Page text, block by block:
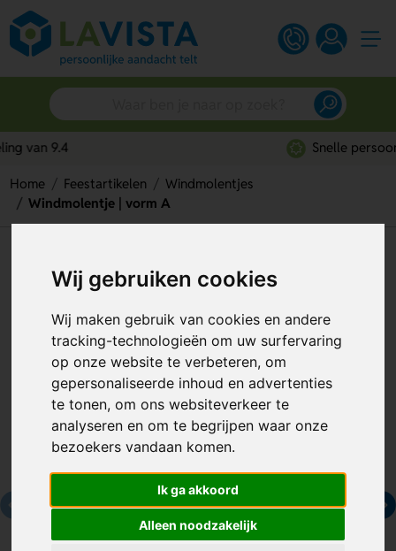
Wij gebruiken cookies
Wij maken gebruik van cookies en andere
tracking-technologieën om uw surfervaring
op onze website te verbeteren, om
gepersonaliseerde inhoud en advertenties
te tonen, om ons websiteverkeer te
analyseren en om te begrijpen waar onze
bezoekers vandaan komen.
Ik ga akkoord
Alleen noodzakelijk
Snelle persoonlijke service
Home Feestartikelen
Windmolentjes
Windmolentje | vorm A
Windmolentje | vorm A
Artikelnummer: